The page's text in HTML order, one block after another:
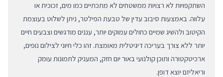
השתקפויות לא רצויות ממשטחים לא מתכתיים כמו מים, זכוכית או
עלווה. באמצעות סיבוב עדין של טבעת הפילטר, ניתן לשלוט בעוצמת
הקיטוב ולהשיג שמיים כחולים עמוקים יותר, עננים מודגשים וצבעים חיים
יותר ללא צורך בעריכה דיגיטלית מאומצת. זהו כלי חיוני לצילום נופים,
ארכיטקטורה ותוכן קולנועי באור יום חזק, המעניק לתמונות עומק
וריאליזם יוצא דופן.